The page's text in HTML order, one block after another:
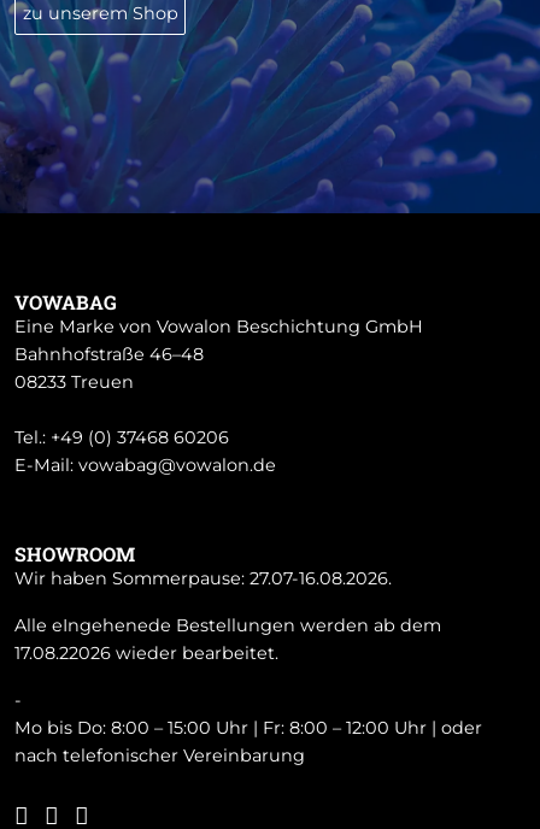
zu unserem Shop
VOWABAG
Eine Marke von Vowalon Beschichtung GmbH
Bahnhofstraße 46–48
08233 Treuen
Tel.: +49 (0) 37468 60206
E-Mail: vowabag@vowalon.de
SHOWROOM
Wir haben Sommerpause: 27.07-16.08.2026.
Alle eIngehenede Bestellungen werden ab dem
17.08.22026 wieder bearbeitet.
-
Mo bis Do: 8:00 – 15:00 Uhr | Fr: 8:00 – 12:00 Uhr | oder
nach telefonischer Vereinbarung